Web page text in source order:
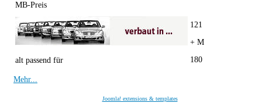
MB-Preis
alt passend für
121
+ M
180
Mehr...
Joomla! extensions & templates